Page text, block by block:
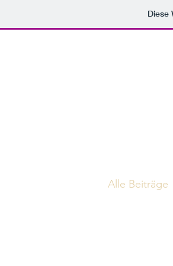
Diese
Alle Beiträge